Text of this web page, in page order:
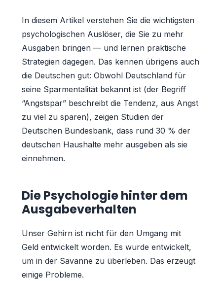
In diesem Artikel verstehen Sie die wichtigsten
psychologischen Auslöser, die Sie zu mehr
Ausgaben bringen — und lernen praktische
Strategien dagegen. Das kennen übrigens auch
die Deutschen gut: Obwohl Deutschland für
seine Sparmentalität bekannt ist (der Begriff
“Angstspar” beschreibt die Tendenz, aus Angst
zu viel zu sparen), zeigen Studien der
Deutschen Bundesbank, dass rund 30 % der
deutschen Haushalte mehr ausgeben als sie
einnehmen.
Die Psychologie hinter dem
Ausgabeverhalten
Unser Gehirn ist nicht für den Umgang mit
Geld entwickelt worden. Es wurde entwickelt,
um in der Savanne zu überleben. Das erzeugt
einige Probleme.